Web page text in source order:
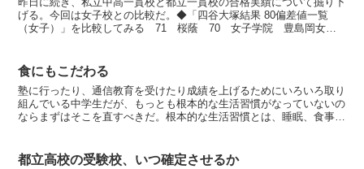
げる。今回は女子校との比較だ。◆「四谷大塚結果 80偏差値一覧
（女子）」を比較してみる 71 桜蔭 70 女子学院 豊島岡女子
食にもこだわる
塾に行ったり、通信教育を受けたり成績を上げるためにいろいろ取り
組んでいる中学生だが、もっとも根本的な生活習慣がなっていないの
ならまずはそこを直すべきだ。根本的な生活習慣とは、睡眠、食事、
都立高校の受験校、いつ確定させるか